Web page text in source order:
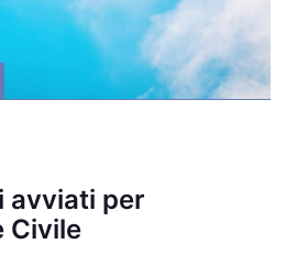
avviati per
Civile